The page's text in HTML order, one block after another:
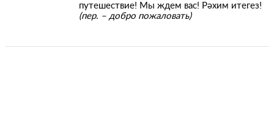
путешествие! Мы ждем вас! Рәхим итегез!
(пер. – добро пожаловать)